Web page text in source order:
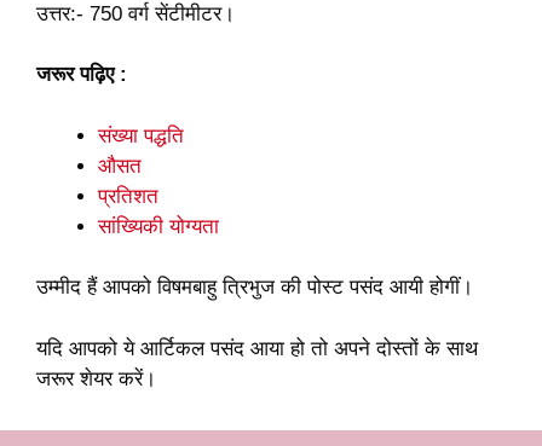
उत्तर:- 750 वर्ग सेंटीमीटर।
जरूर पढ़िए :
संख्या पद्धति
औसत
प्रतिशत
सांख्यिकी योग्यता
उम्मीद हैं आपको विषमबाहु त्रिभुज की पोस्ट पसंद आयी होगीं।
यदि आपको ये आर्टिकल पसंद आया हो तो अपने दोस्तों के साथ
जरूर शेयर करें।